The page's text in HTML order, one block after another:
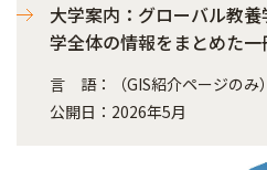
大学案内：グローバル教
学全体の情報をまとめた一
言 語：（GIS紹介ページのみ
公開日：2026年5月